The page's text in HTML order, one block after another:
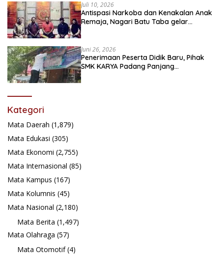
Juli 10, 2026
Antispasi Narkoba dan Kenakalan Anak
Remaja, Nagari Batu Taba gelar
Juni 26, 2026
Penerimaan Peserta Didik Baru, Pihak
SMK KARYA Padang Panjang
Kategori
Mata Daerah (1,879)
Mata Edukasi (305)
Mata Ekonomi (2,755)
Mata Internasional (85)
Mata Kampus (167)
Mata Kolumnis (45)
Mata Nasional (2,180)
Mata Berita (1,497)
Mata Olahraga (57)
Mata Otomotif(4)